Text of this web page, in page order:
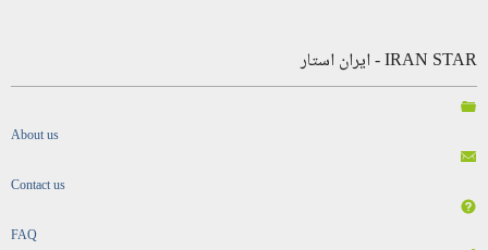
IRAN STAR - ایران استار
About us
Contact us
FAQ